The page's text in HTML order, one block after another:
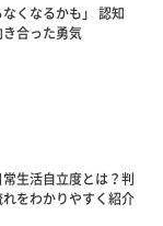
なくなるかも」 認知
合った勇気
生活自立度とは？判
をわかりやすく紹介